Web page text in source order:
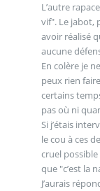
L’autre
vif". Le jabot,
avoir réalisé
aucune
En colère je
peux rien
certains
pas où ni
Si j’étais
le cou à ces
cruel
que "c’est la
J’aurais